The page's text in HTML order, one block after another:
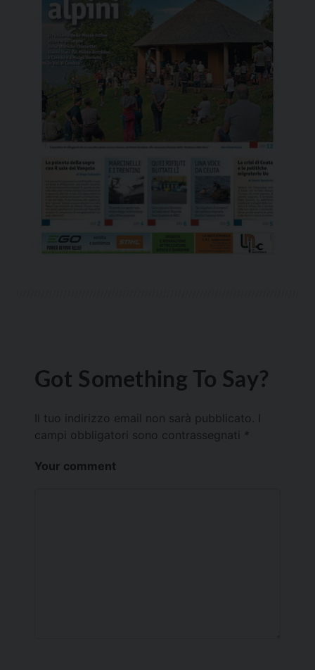
Got Something To Say?
Il tuo indirizzo email non sarà pubblicato.
campi obbligatori sono contrassegnati *
Your comment